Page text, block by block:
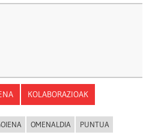
KOLABORAZIOAK
OMENALDIA PUNTUA